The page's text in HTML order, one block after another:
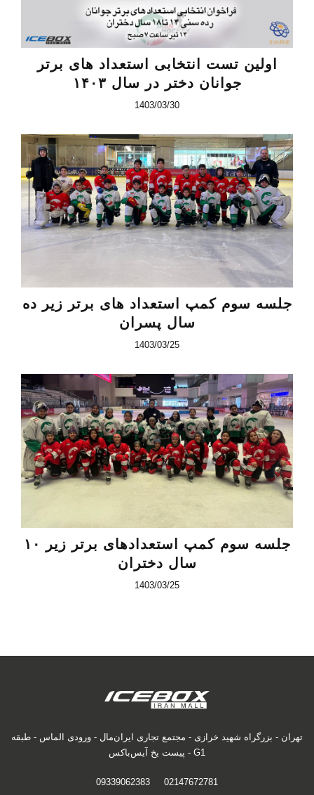
اولین تست انتخابی استعداد های برتر
جوانان دختر در سال ۱۴۰۳
1403/03/30
جلسه سوم کمپ استعداد های برتر زیر ده
سال پسران
1403/03/25
جلسه سوم کمپ استعدادهای برتر زیر ۱۰
سال دختران
1403/03/25
تهران - بزرگراه شهید خرازی - مجتمع تجاری ایران‌مال - ورودی الماس - طبقه
G1 - پیست یخ آیس‌باکس
02147672781
09339062383